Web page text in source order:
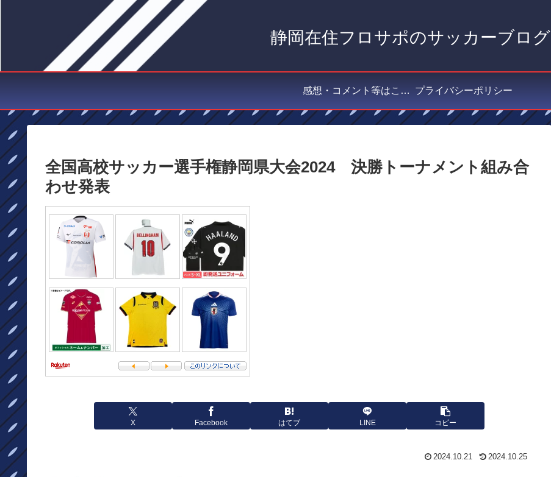
静岡在住フロサポのサッカーブログ
感想・コメント等はこちら プライバシーポリシー
全国高校サッカー選手権静岡県大会2024 決勝トーナメント組み合
わせ発表
X Facebook はてブ LINE コピー
2024.10.21 2024.10.25